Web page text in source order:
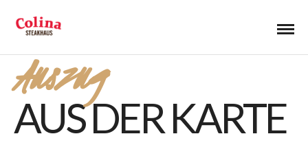
Auszug
AUS DER KARTE